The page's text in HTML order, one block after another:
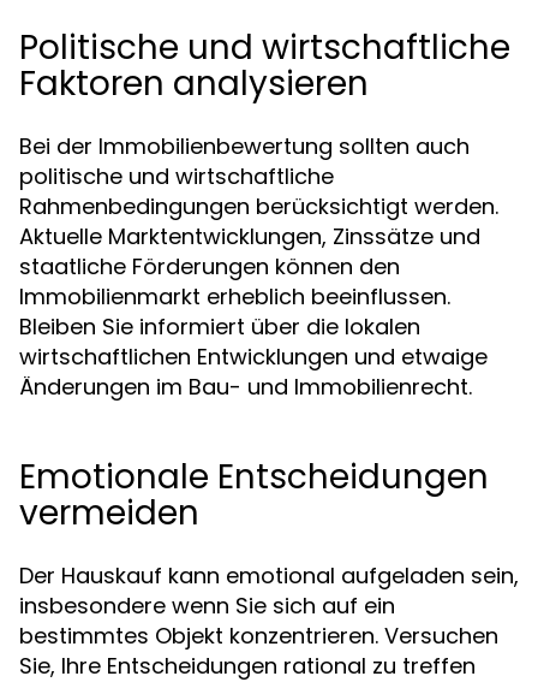
Politische und wirtschaftliche
Faktoren analysieren
Bei der Immobilienbewertung sollten auch
politische und wirtschaftliche
Rahmenbedingungen berücksichtigt werden.
Aktuelle Marktentwicklungen, Zinssätze und
staatliche Förderungen können den
Immobilienmarkt erheblich beeinflussen.
Bleiben Sie informiert über die lokalen
wirtschaftlichen Entwicklungen und etwaige
Änderungen im Bau- und Immobilienrecht.
Emotionale Entscheidungen
vermeiden
Der Hauskauf kann emotional aufgeladen sein,
insbesondere wenn Sie sich auf ein
bestimmtes Objekt konzentrieren. Versuchen
Sie, Ihre Entscheidungen rational zu treffen